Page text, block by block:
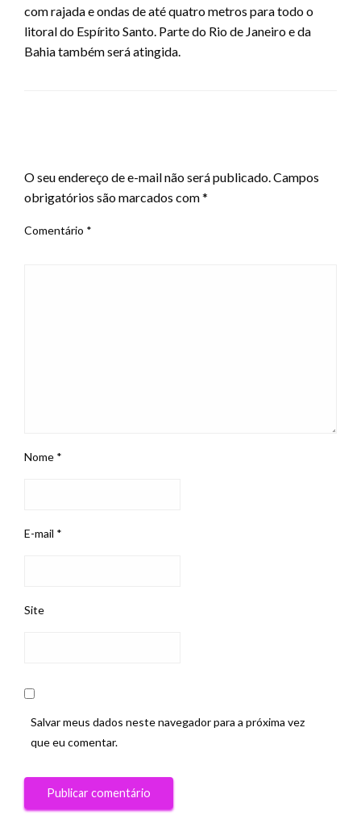
com rajada e ondas de até quatro metros para todo o
litoral do Espírito Santo. Parte do Rio de Janeiro e da
Bahia também será atingida.
O seu endereço de e-mail não será publicado.Campos
obrigatórios são marcados com*
Comentário *
Nome *
E-mail *
Site
Salvar meus dados neste navegador para a próxima vez
que eu comentar.